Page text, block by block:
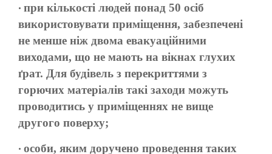
• при кількості людей понад 50 осіб
використовувати приміщення, забезпечені
не менше ніж двома евакуаційними
виходами, що не мають на вікнах глухих
ґрат. Для будівель з перекриттями з
горючих матеріалів такі заходи можуть
проводитись у приміщеннях не вище
другого поверху;
• особи, яким доручено проведення таких